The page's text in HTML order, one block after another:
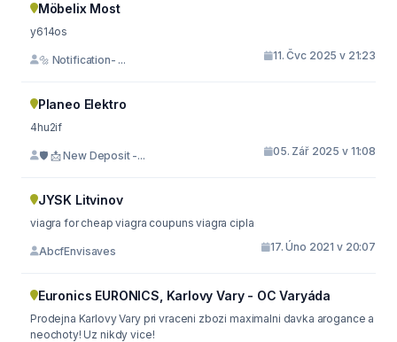
Möbelix Most
y614os
🔩 Notification- ... 11. Čvc 2025 v 21:23
Planeo Elektro
4hu2if
🛡 📩 New Deposit -... 05. Zář 2025 v 11:08
JYSK Litvinov
viagra for cheap viagra coupuns viagra cipla
AbcfEnvisaves 17. Úno 2021 v 20:07
Euronics EURONICS, Karlovy Vary - OC Varyáda
Prodejna Karlovy Vary pri vraceni zbozi maximalni davka arogance a
neochoty! Uz nikdy vice!